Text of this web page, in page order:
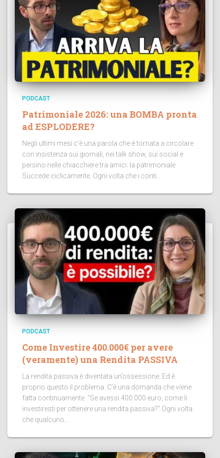
PODCAST
Patrimoniale 2026: una BOMBA pronta
ad ESPLODERE?
Negli ultimi mesi c’è una parola che è tornata a circolare
con insistenza sui giornali, nei talk show, sui social e
persino nelle chiacchiere tra amici: la patrimoniale.
Succede ciclicamente. Ogni volta che i conti...
PODCAST
Come Investire 400.000€ per avere
(veramente) una Rendita PASSIVA
La rendita passiva è diventata un’ossessione. Ed è
proprio questo il problema. C’è una domanda che viene
fatta continuamente. “Se avessi 400.000 euro, come li
investiresti per ottenere una rendita passiva?” Ogni volta
che qualcuno...